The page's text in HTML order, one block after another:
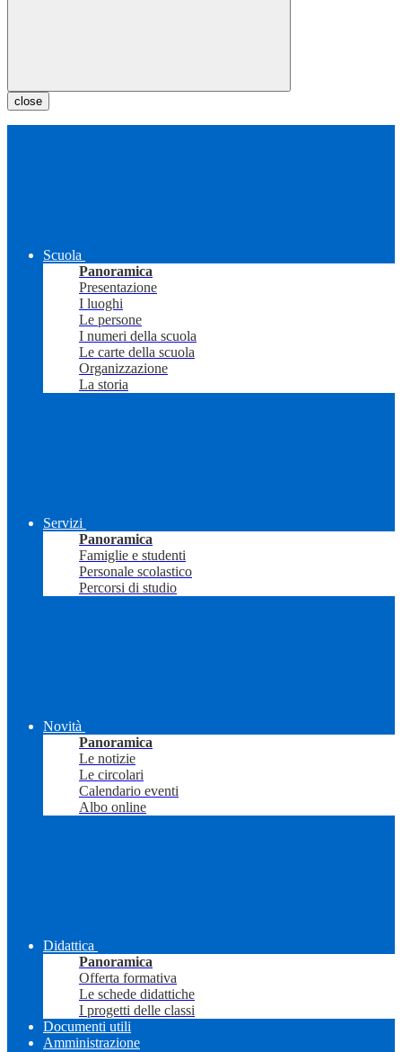
close
Scuola
Panoramica
Presentazione
I luoghi
Le persone
I numeri della scuola
Le carte della scuola
Organizzazione
La storia
Servizi
Panoramica
Famiglie e studenti
Personale scolastico
Percorsi di studio
Novità
Panoramica
Le notizie
Le circolari
Calendario eventi
Albo online
Didattica
Panoramica
Offerta formativa
Le schede didattiche
I progetti delle classi
Documenti utili
Amministrazione